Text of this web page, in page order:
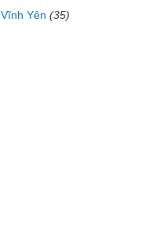
Vĩnh Yên (35)